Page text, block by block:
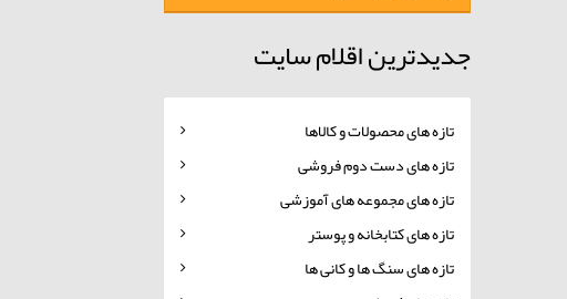
جدیدترین اقلام سایت
تازه های محصولات و کالاها
تازه های دست دوم فروشی
تازه های مجموعه های آموزشی
تازه های کتابخانه و پوستر
تازه های سنگ ها و کانی ها